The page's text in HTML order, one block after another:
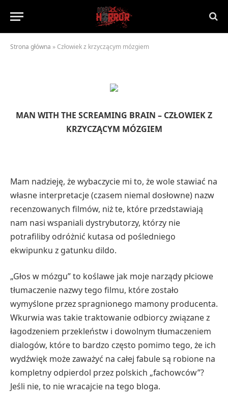
Strona główna »Człowiek z krzyczącym mózgiem
NaTrzeźwoNieWarto
2012-12-12
MAN WITH THE SCREAMING BRAIN – CZŁOWIEK Z
KRZYCZĄCYM MÓZGIEM
Mam nadzieję, że wybaczycie mi to, że wole stawiać na
własne interpretacje (czasem niemal dosłowne) nazw
recenzowanych filmów, niż te, które przedstawiają
nam nasi wspaniali dystrybutorzy, którzy nie
potrafiliby odróżnić kutasa od pośledniego
ekwipunku z gatunku dildo.
„Głos w mózgu” to koślawe jak moje narządy płciowe
tłumaczenie nazwy tego filmu, które zostało
wymyślone przez spragnionego mamony producenta.
Wkurwia was takie traktowanie odbiorcy związane z
łagodzeniem przekleństw i dowolnym tłumaczeniem
dialogów, które to bardzo często pomimo tego, że ich
wydźwięk może zaważyć na całej fabule są robione na
kompletny odpierdol przez polskich „fachowców”?
Jeśli nie, to nie wracajcie na tego bloga.